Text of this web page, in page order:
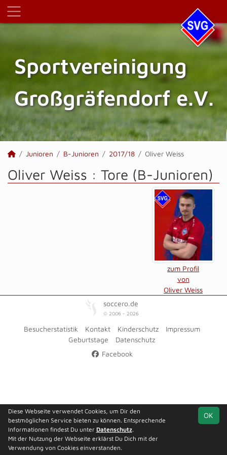
Sportvereinigung
Großgräfendorf e.V.
Junioren B-Junioren 2017/18 Oliver Weiss
Oliver Weiss : Tore (B-Junioren)
zum Profil
von
Oliver Weiss
soccero.de
© 2006 - 2026
Besucherstatistik Kontakt Kinderschutz
Impressum
Geburtstage
Datenschutz
Facebook
OK
Diese Webseite verwendet Cookies, um Dir den
bestmöglichen Service bieten zu können. Entsprechende
Informationen findest Du unter Datenschutz.
Mit der Nutzung der Webseite erklärst Du Dich mit der
Verwendung von Cookies einverstanden.